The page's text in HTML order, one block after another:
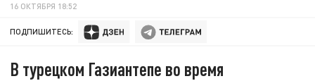
16 ОКТЯБРЯ 18:52
ПОДПИШИТЕСЬ:
В турецком Газиантепе во время